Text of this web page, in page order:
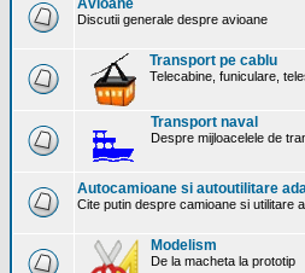
Avioane
Discutii generale despre avioane
Transport pe cablu
Telecabine, funiculare,
Transport naval
Despre mijloacelele de
Autocamioane si autoutilitare
Cite putin despre camioane si utilitare
Modelism
De la macheta la prototip